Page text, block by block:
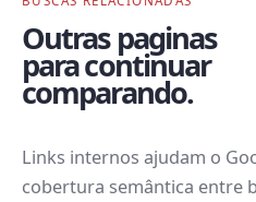
Outras paginas
para continuar
comparando.
Links internos ajudam o
cobertura semântica entre